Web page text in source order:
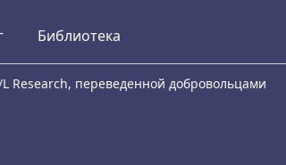
Библиотека
Research, переведенной добровольцами